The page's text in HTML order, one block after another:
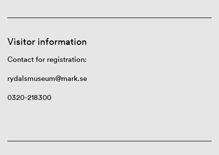
Visitor information
Contact for registration:
rydalsmuseum@mark.se
0320-218300